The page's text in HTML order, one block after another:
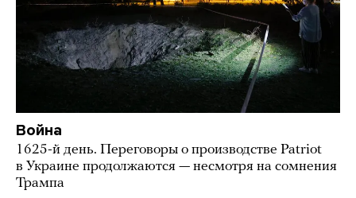
Война
1625-й день. Переговоры о производстве Patriot
в Украине продолжаются — несмотря на сомнения
Трампа